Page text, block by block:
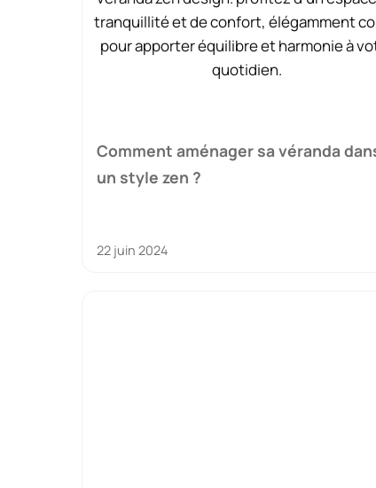
Comment aménager sa véranda
un style zen ?
22 juin 2024